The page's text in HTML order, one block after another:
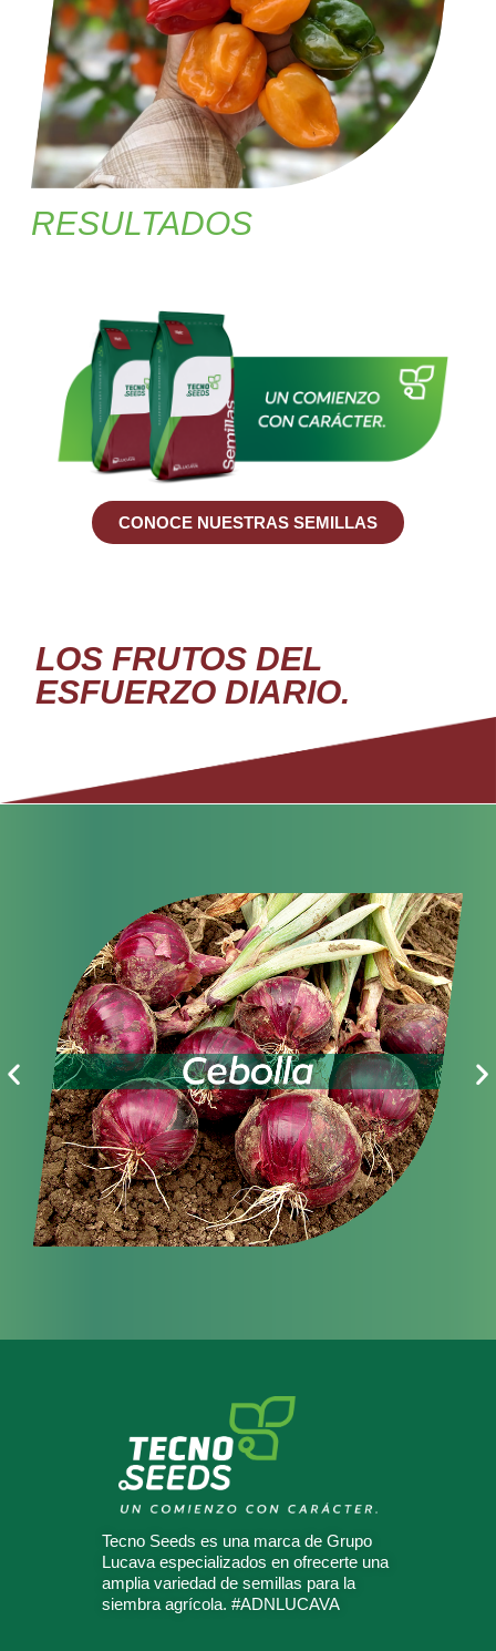
RESULTADOS
CONOCE NUESTRAS SEMILLAS
LOS FRUTOS DEL
ESFUERZO DIARIO.
Tecno Seeds es una marca de Grupo
Lucava especializados en ofrecerte una
amplia variedad de semillas para la
siembra agrícola. #ADNLUCAVA